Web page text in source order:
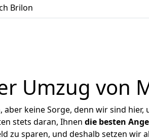
Brilon
Umzug von
keine Sorge, denn wir sind hier,
stets daran, Ihnen die besten
zu sparen, und deshalb setzen wir